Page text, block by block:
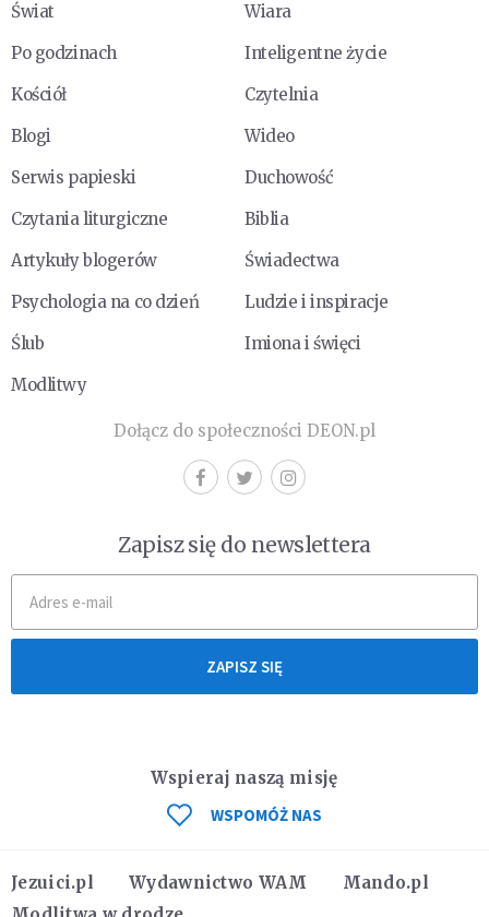
Świat
Wiara
Po godzinach
Inteligentne życie
Kościół
Czytelnia
Blogi
Wideo
Serwis papieski
Duchowość
Czytania liturgiczne
Biblia
Artykuły blogerów
Świadectwa
Psychologia na co dzień
Ludzie i inspiracje
Ślub
Imiona i święci
Modlitwy
Dołącz do społeczności DEON.pl
Zapisz się do newslettera
ZAPISZ SIĘ
Jezuici.pl Wydawnictwo WAM
Mando.pl
Wspieraj naszą misję
WSPOMÓŻ NAS